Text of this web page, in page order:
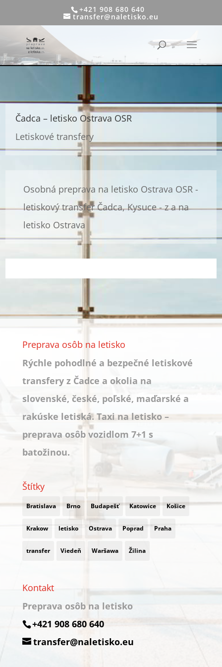
+421 908 680 640
transfer@naletisko.eu
Čadca – letisko Ostrava OSR
Letiskové transfery
Osobná preprava na letisko Ostrava OSR -
letiskový transfer Čadca, Kysuce - z a na
letisko Ostrava
Preprava osôb na letisko
Rýchle pohodlné a bezpečné letiskové
transfery z Čadce a okolia na
slovenské, české, poľské, maďarské a
rakúske letiská. Taxi na letisko –
preprava osôb vozidlom 7+1 s
batožinou.
Štítky
Bratislava Brno Budapešť Katowice Košice
Krakow letisko Ostrava Poprad Praha
transfer Viedeň Waršawa Žilina
Kontakt
Preprava osôb na letisko
+421 908 680 640
transfer@naletisko.eu